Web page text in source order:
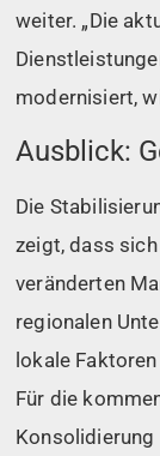
weiter. „Die
modernisiert,
Ausblick:
Die
zeigt, dass
veränderten
regionalen
lokale
Für die
Konsolidierung